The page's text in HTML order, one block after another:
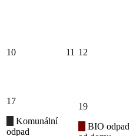
10 11 12
17
Komunální
odpad
19
BIO odpad